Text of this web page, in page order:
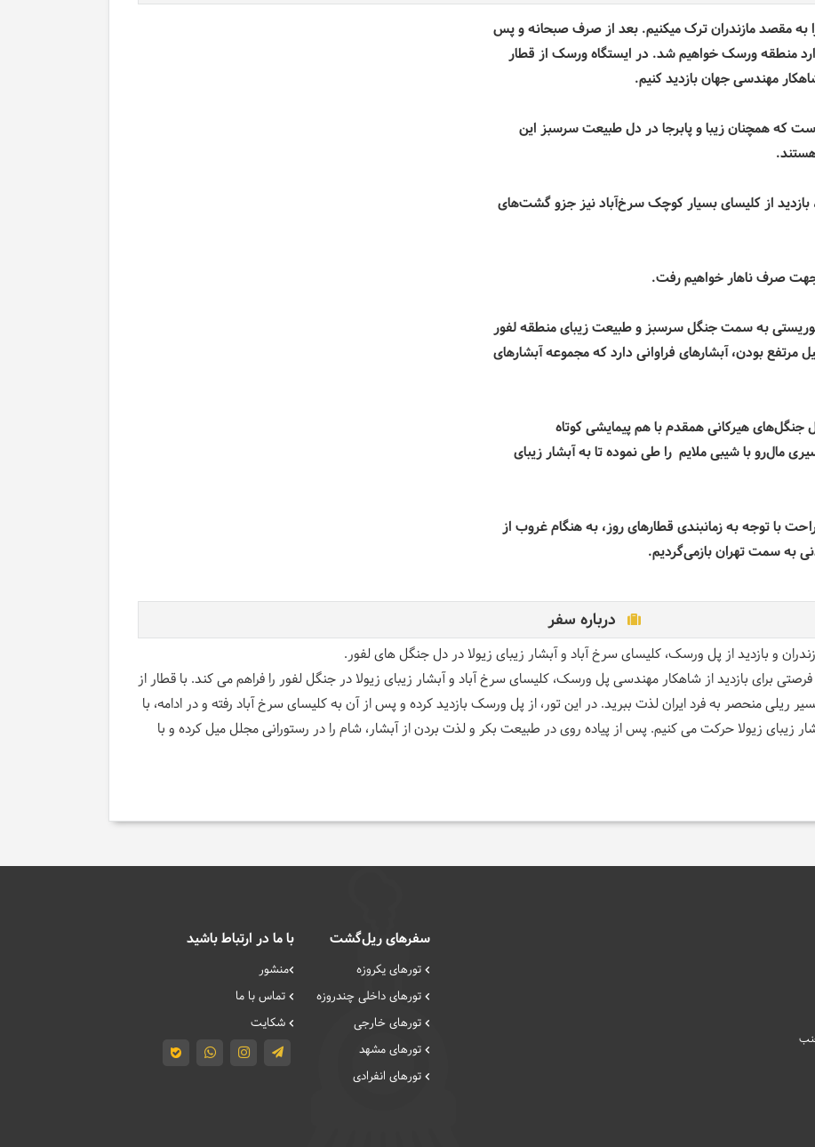
به مقصد مازندران ترک میکنیم. بعد از صرف صبحانه و پس
وارد منطقه ورسک خواهیم شد. در ایستگاه ورسک از قطار
مهندسی جهان بازدید کنیم.
پل­‌ها نزدیک به 80 سال است که همچنان زیبا و پابرجا در دل طبیعت سرسبز این
.
از کلیسای بسیار کوچک سرخ‌­آباد نیز جزو گشت‌های
صرف ناهار خواهیم رفت.
به سمت جنگل سرسبز و طبیعت زیبای منطقه لفور
مرتفع بودن، آبشارهای فراوانی دارد که مجموعه آبشارهای
جنگل‌های هیرکانی همقدم با هم پیمایشی کوتاه
را طی نموده تا به آبشار زیبای
با توجه به زمانبندی قطارهای روز، به هنگام غروب از
به سمت تهران بازمی‌گردیم.
درباره سفر
و بازدید از پل ورسک، کلیسای سرخ آباد و آبشار زیبای زیولا در دل جنگل های لفور.
برای بازدید از شاهکار مهندسی پل ورسک، کلیسای سرخ آباد و آبشار زیبای زیولا در جنگل لفور را فراهم می کند. با قطار از
ریلی منحصر به فرد ایران لذت ببرید. در این تور، از پل ورسک بازدید کرده و پس از آن به کلیسای سرخ آباد رفته و در ادامه، با
زیولا حرکت می کنیم. پس از پیاده روی در طبیعت بکر و لذت بردن از آبشار، شام را در رستورانی مجلل میل کرده و با
سفرهای ریل‌گشت
تورهای یکروزه
تورهای داخلی چند‌روزه
تورهای خارجی
تورهای مشهد
تورهای انفرادی
با ما در ارتباط باشید
منشور
تماس با ما
شکایت